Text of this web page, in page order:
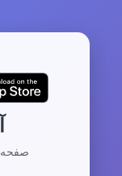
صفحه 1 از 343 | مجموع 3424 آرشیو